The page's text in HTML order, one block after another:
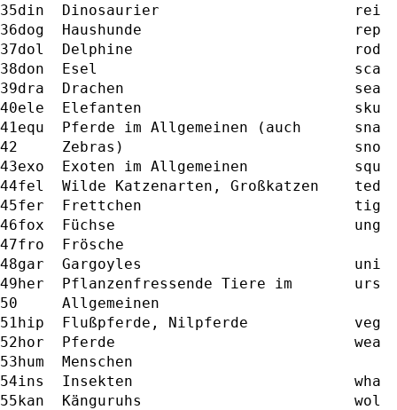
din  Dinosaurier                      rei
dog  Haushunde                        rep
dol  Delphine                         rod
don  Esel                             sca
dra  Drachen                          sea
ele  Elefanten                        sku
equ  Pferde im Allgemeinen (auch      sna
Zebras)                          sno
exo  Exoten im Allgemeinen            squ
fel  Wilde Katzenarten, Großkatzen    ted
fer  Frettchen                        tig
fox  Füchse                           ung
fro  Frösche
gar  Gargoyles                        uni
her  Pflanzenfressende Tiere im       urs
Allgemeinen
hip  Flußpferde, Nilpferde            veg
hor  Pferde                           wea
hum  Menschen
ins  Insekten                         wha
kan  Känguruhs                        wol